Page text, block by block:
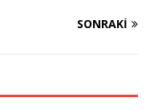
SONRAKI